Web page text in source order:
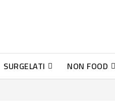
SURGELATI NON FOOD